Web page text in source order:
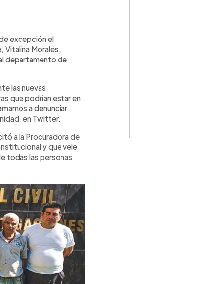
excepción el
Morales,
departamento de
las nuevas
que podrían estar en
a denunciar
en Twitter.
a la Procuradora de
y que vele
todas las personas